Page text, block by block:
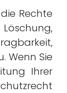
Rechte
Wenn Sie
Ihrer